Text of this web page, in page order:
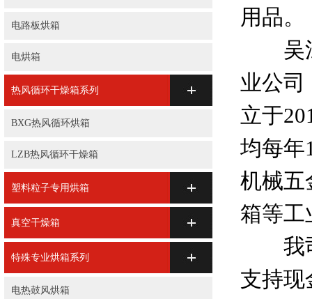
电路板烘箱
电烘箱
热风循环干燥箱系列
BXG热风循环烘箱
LZB热风循环干燥箱
塑料粒子专用烘箱
真空干燥箱
特殊专业烘箱系列
电热鼓风烘箱
用品。
吴江
业公司
立于
均每年
机械五
箱等工
我司
支持现